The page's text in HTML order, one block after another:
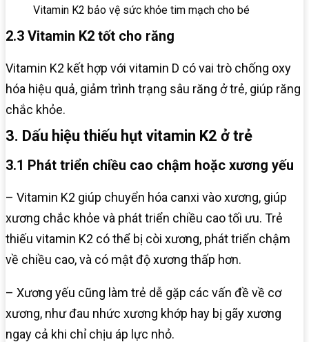
Vitamin K2 bảo vệ sức khỏe tim mạch cho bé
2.3 Vitamin K2 tốt cho răng
Vitamin K2 kết hợp với vitamin D có vai trò chống oxy
hóa hiệu quả, giảm trình trạng sâu răng ở trẻ, giúp răng
chắc khỏe.
3. Dấu hiệu thiếu hụt vitamin K2 ở trẻ
3.1 Phát triển chiều cao chậm hoặc xương yếu
– Vitamin K2 giúp chuyển hóa canxi vào xương, giúp
xương chắc khỏe và phát triển chiều cao tối ưu. Trẻ
thiếu vitamin K2 có thể bị còi xương, phát triển chậm
về chiều cao, và có mật độ xương thấp hơn.
– Xương yếu cũng làm trẻ dễ gặp các vấn đề về cơ
xương, như đau nhức xương khớp hay bị gãy xương
ngay cả khi chỉ chịu áp lực nhỏ.